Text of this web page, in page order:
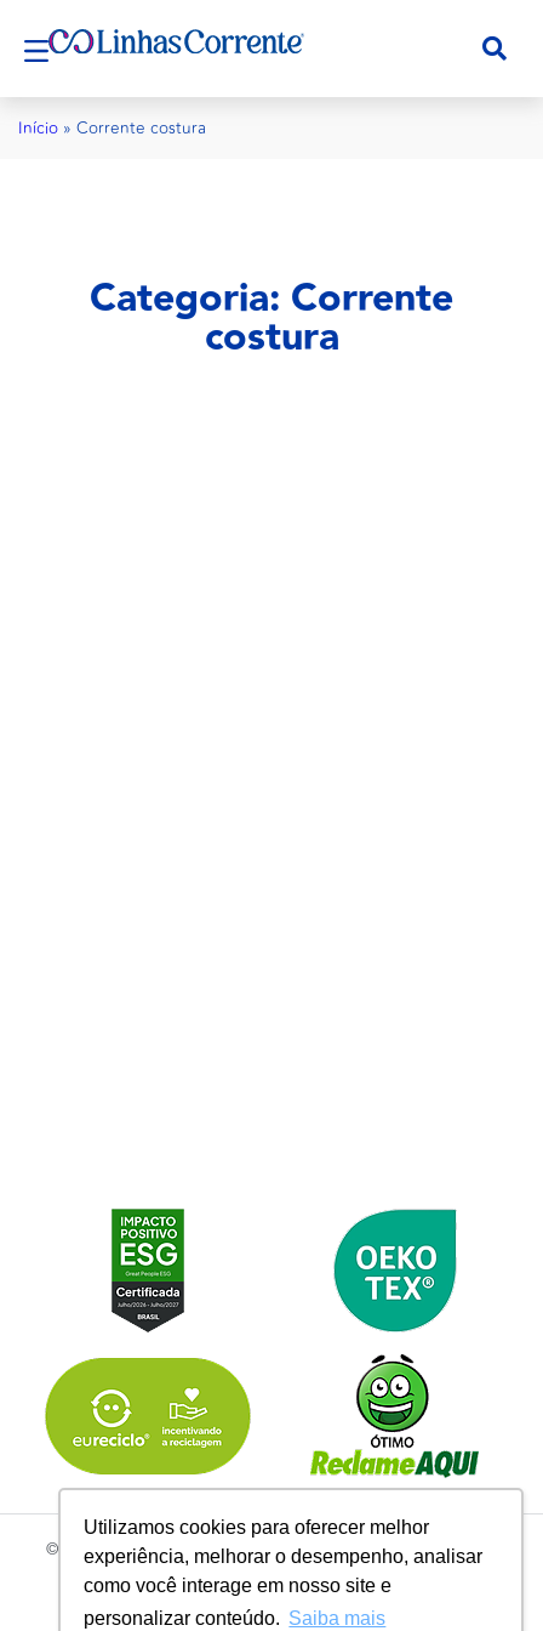
Utilizamos cookies para oferecer melhor
experiência, melhorar o desempenho, analisar
como você interage em nosso site e
personalizar conteúdo. Saiba mais
Início » Corrente costura
Categoria: Corrente
costura
© 2026 | Todos os Direitos Reservados Linhas Corrente - CNPJ
R. do Manifesto, 705 - Ipiranga, São Paulo - SP, 04209-000